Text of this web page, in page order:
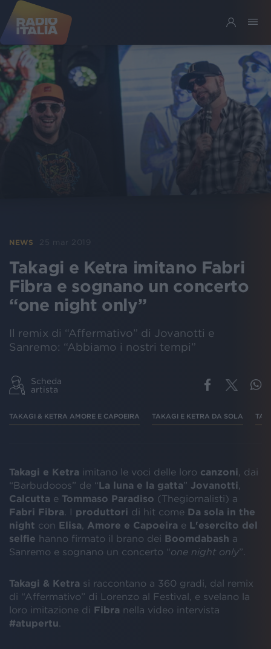
NEWS 25 mar 2019
Takagi e Ketra imitano Fabri
Fibra e sognano un concerto
“one night only”
Il remix di “Affermativo” di Jovanotti e
Sanremo: “Abbiamo i nostri tempi”
Scheda
artista
TAKAGI & KETRA AMORE E CAPOEIRA TAKAGI E KETRA DA SOLA
Takagi e Ketra imitano le voci delle loro canzoni , dai
“Barbudooos” de “La luna e la gatta” Jovanotti
Calcutta e Tommaso Paradiso (Thegiornalisti) a
Fabri Fibra . I produttori di hit come Da sola in the
night con Elisa Amore e Capoeira e L'esercito del
selfie hanno firmato il brano dei Boomdabash a
Sanremo e sognano un concerto “one night only”.
Takagi & Ketra si raccontano a 360 gradi, dal remix
di “Affermativo” di Lorenzo al Festival, e svelano la
loro imitazione di Fibra nella video intervista
#atupertu